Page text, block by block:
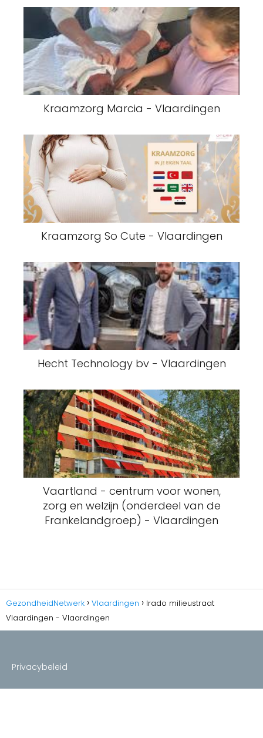
Kraamzorg Marcia - Vlaardingen
Kraamzorg So Cute - Vlaardingen
Hecht Technology bv - Vlaardingen
Vaartland - centrum voor wonen,
zorg en welzijn (onderdeel van de
Frankelandgroep) - Vlaardingen
GezondheidNetwerk Vlaardingen
Irado milieustraat
Vlaardingen - Vlaardingen
Privacybeleid